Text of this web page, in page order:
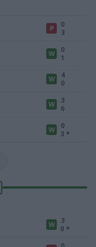
P
0
3
W
0
1
W
4
0
W
3
6
W
0
3 *
W
3
0 *